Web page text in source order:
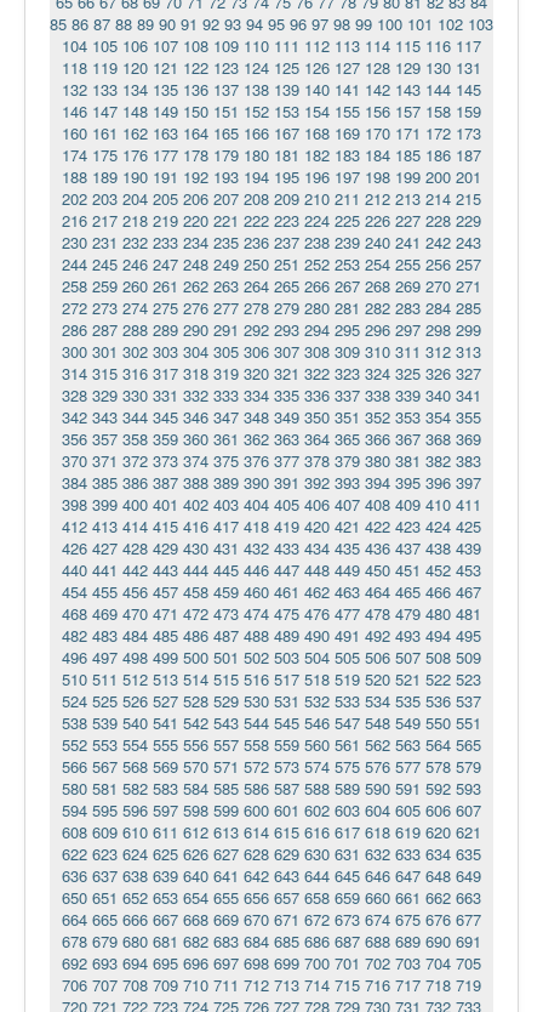
85 86 87 88 89 90 91 92 93 94 95 96 97 98 99 100 101 102 103
104 105 106 107 108 109 110 111 112 113 114 115 116 117
118 119 120 121 122 123 124 125 126 127 128 129 130 131
132 133 134 135 136 137 138 139 140 141 142 143 144 145
146 147 148 149 150 151 152 153 154 155 156 157 158 159
160 161 162 163 164 165 166 167 168 169 170 171 172 173
174 175 176 177 178 179 180 181 182 183 184 185 186 187
188 189 190 191 192 193 194 195 196 197 198 199 200 201
202 203 204 205 206 207 208 209 210 211 212 213 214 215
216 217 218 219 220 221 222 223 224 225 226 227 228 229
230 231 232 233 234 235 236 237 238 239 240 241 242 243
244 245 246 247 248 249 250 251 252 253 254 255 256 257
258 259 260 261 262 263 264 265 266 267 268 269 270 271
272 273 274 275 276 277 278 279 280 281 282 283 284 285
286 287 288 289 290 291 292 293 294 295 296 297 298 299
300 301 302 303 304 305 306 307 308 309 310 311 312 313
314 315 316 317 318 319 320 321 322 323 324 325 326 327
328 329 330 331 332 333 334 335 336 337 338 339 340 341
342 343 344 345 346 347 348 349 350 351 352 353 354 355
356 357 358 359 360 361 362 363 364 365 366 367 368 369
370 371 372 373 374 375 376 377 378 379 380 381 382 383
384 385 386 387 388 389 390 391 392 393 394 395 396 397
398 399 400 401 402 403 404 405 406 407 408 409 410 411
412 413 414 415 416 417 418 419 420 421 422 423 424 425
426 427 428 429 430 431 432 433 434 435 436 437 438 439
440 441 442 443 444 445 446 447 448 449 450 451 452 453
454 455 456 457 458 459 460 461 462 463 464 465 466 467
468 469 470 471 472 473 474 475 476 477 478 479 480 481
482 483 484 485 486 487 488 489 490 491 492 493 494 495
496 497 498 499 500 501 502 503 504 505 506 507 508 509
510 511 512 513 514 515 516 517 518 519 520 521 522 523
524 525 526 527 528 529 530 531 532 533 534 535 536 537
538 539 540 541 542 543 544 545 546 547 548 549 550 551
552 553 554 555 556 557 558 559 560 561 562 563 564 565
566 567 568 569 570 571 572 573 574 575 576 577 578 579
580 581 582 583 584 585 586 587 588 589 590 591 592 593
594 595 596 597 598 599 600 601 602 603 604 605 606 607
608 609 610 611 612 613 614 615 616 617 618 619 620 621
622 623 624 625 626 627 628 629 630 631 632 633 634 635
636 637 638 639 640 641 642 643 644 645 646 647 648 649
650 651 652 653 654 655 656 657 658 659 660 661 662 663
664 665 666 667 668 669 670 671 672 673 674 675 676 677
678 679 680 681 682 683 684 685 686 687 688 689 690 691
692 693 694 695 696 697 698 699 700 701 702 703 704 705
706 707 708 709 710 711 712 713 714 715 716 717 718 719
720 721 722 723 724 725 726 727 728 729 730 731 732 733